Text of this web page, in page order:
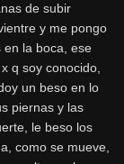
de subir
y me pongo
en la boca, ese
q soy conocido,
un beso en lo
piernas y las
le beso los
como se mueve,